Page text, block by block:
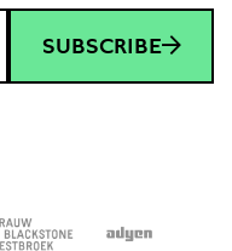
SUBSCRIBE